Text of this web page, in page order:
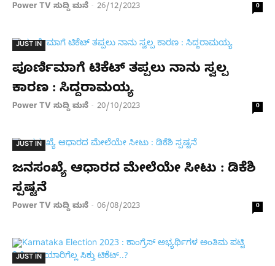
Power TV ಸುದ್ದಿ ಮನೆ - 26/12/2023 0
JUST IN
ಪೂರ್ಣಿಮಾಗೆ ಟಿಕೆಟ್ ತಪ್ಪಲು ನಾನು ಸ್ವಲ್ಪ
ಕಾರಣ : ಸಿದ್ದರಾಮಯ್ಯ
Power TV ಸುದ್ದಿ ಮನೆ - 20/10/2023 0
JUST IN
ಜನಸಂಖ್ಯೆ ಆಧಾರದ ಮೇಲೆಯೇ ಸೀಟು : ಡಿಕೆಶಿ
ಸ್ಪಷ್ಟನೆ
Power TV ಸುದ್ದಿ ಮನೆ - 06/08/2023 0
JUST IN